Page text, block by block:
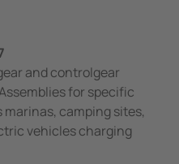
and controlgear
for specific
camping sites,
vehicles charging